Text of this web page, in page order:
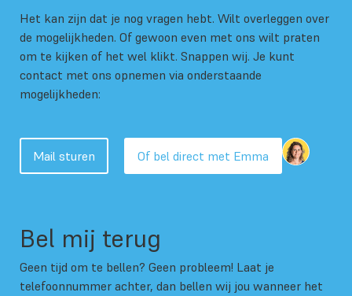
Het kan zijn dat je nog vragen hebt. Wilt overleggen over
de mogelijkheden. Of gewoon even met ons wilt praten
om te kijken of het wel klikt. Snappen wij. Je kunt
contact met ons opnemen via onderstaande
mogelijkheden:
Mail sturen Of bel direct met Emma
Bel mij terug
Geen tijd om te bellen? Geen probleem! Laat je
telefoonnummer achter, dan bellen wij jou wanneer het